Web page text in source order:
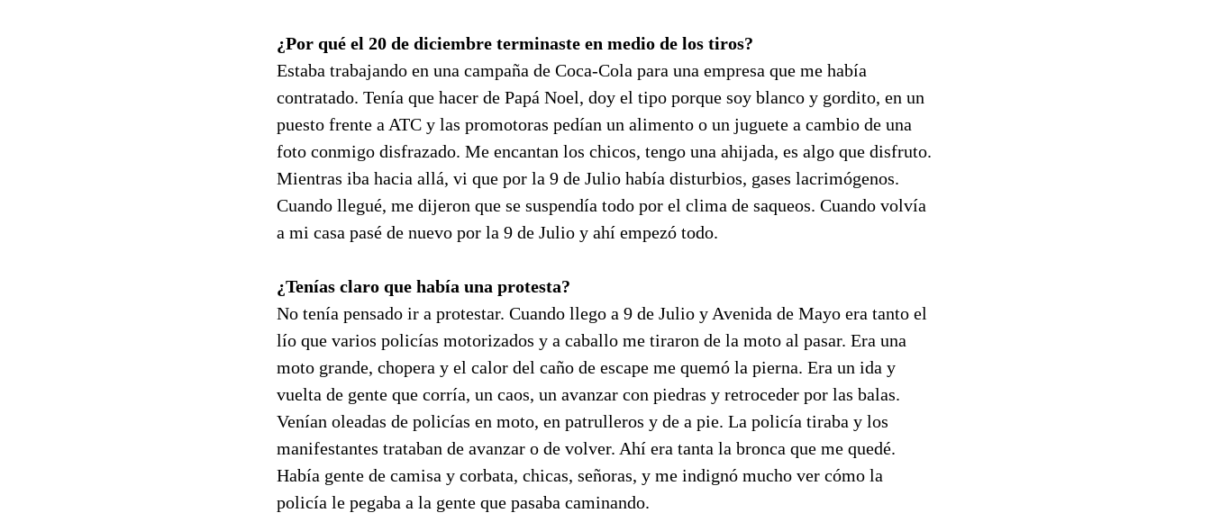
¿Por qué el 20 de diciembre terminaste en medio de los tiros?
Estaba trabajando en una campaña de Coca-Cola para una empresa que me había
contratado. Tenía que hacer de Papá Noel, doy el tipo porque soy blanco y gordito, en un
puesto frente a ATC y las promotoras pedían un alimento o un juguete a cambio de una
foto conmigo disfrazado. Me encantan los chicos, tengo una ahijada, es algo que disfruto.
Mientras iba hacia allá, vi que por la 9 de Julio había disturbios, gases lacrimógenos.
Cuando llegué, me dijeron que se suspendía todo por el clima de saqueos. Cuando volvía
a mi casa pasé de nuevo por la 9 de Julio y ahí empezó todo.
¿Tenías claro que había una protesta?
No tenía pensado ir a protestar. Cuando llego a 9 de Julio y Avenida de Mayo era tanto el
lío que varios policías motorizados y a caballo me tiraron de la moto al pasar. Era una
moto grande, chopera y el calor del caño de escape me quemó la pierna. Era un ida y
vuelta de gente que corría, un caos, un avanzar con piedras y retroceder por las balas.
Venían oleadas de policías en moto, en patrulleros y de a pie. La policía tiraba y los
manifestantes trataban de avanzar o de volver. Ahí era tanta la bronca que me quedé.
Había gente de camisa y corbata, chicas, señoras, y me indignó mucho ver cómo la
policía le pegaba a la gente que pasaba caminando.